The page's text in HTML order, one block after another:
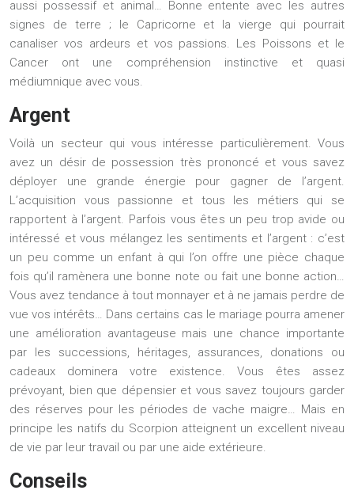
aussi possessif et animal… Bonne entente avec les autres
signes de terre ; le Capricorne et la vierge qui pourrait
canaliser vos ardeurs et vos passions. Les Poissons et le
Cancer ont une compréhension instinctive et quasi
médiumnique avec vous.
Argent
Voilà un secteur qui vous intéresse particulièrement. Vous
avez un désir de possession très prononcé et vous savez
déployer une grande énergie pour gagner de l’argent.
L’acquisition vous passionne et tous les métiers qui se
rapportent à l’argent. Parfois vous êtes un peu trop avide ou
intéressé et vous mélangez les sentiments et l’argent : c’est
un peu comme un enfant à qui l’on offre une pièce chaque
fois qu’il ramènera une bonne note ou fait une bonne action…
Vous avez tendance à tout monnayer et à ne jamais perdre de
vue vos intérêts… Dans certains cas le mariage pourra amener
une amélioration avantageuse mais une chance importante
par les successions, héritages, assurances, donations ou
cadeaux dominera votre existence. Vous êtes assez
prévoyant, bien que dépensier et vous savez toujours garder
des réserves pour les périodes de vache maigre… Mais en
principe les natifs du Scorpion atteignent un excellent niveau
de vie par leur travail ou par une aide extérieure.
Conseils